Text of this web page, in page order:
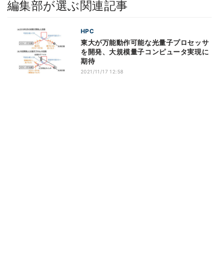
編集部が選ぶ関連記事
HPC
東大が万能動作可能な光量子プロセッサ
を開発、大規模量子コンピュータ実現に
期待
2021/11/17 12:58